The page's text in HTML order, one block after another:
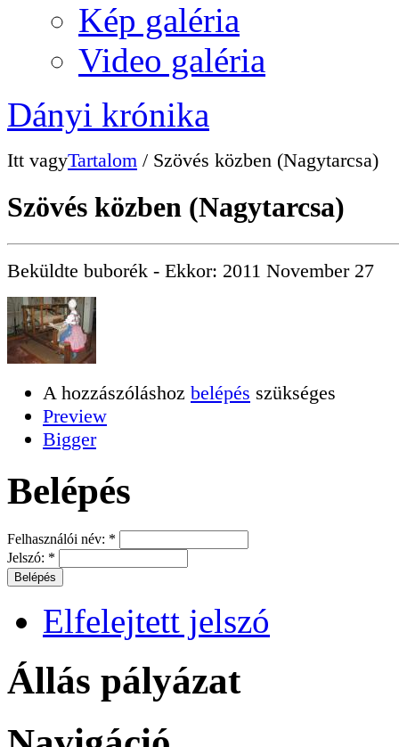
Kép galéria
Video galéria
Dányi krónika
Itt vagyTartalom / Szövés közben (Nagytarcsa)
Szövés közben (Nagytarcsa)
Beküldte buborék - Ekkor: 2011 November 27
A hozzászóláshoz belépés szükséges
Preview
Bigger
Belépés
Felhasználói név: *
Jelszó: *
Elfelejtett jelszó
Állás pályázat